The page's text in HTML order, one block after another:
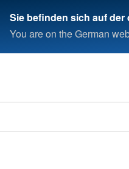
Sie befinden sich auf der
You are on the German